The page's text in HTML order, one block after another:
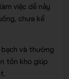
việc dễ nảy
chưa kể
bạch và thường
tồn kho giúp